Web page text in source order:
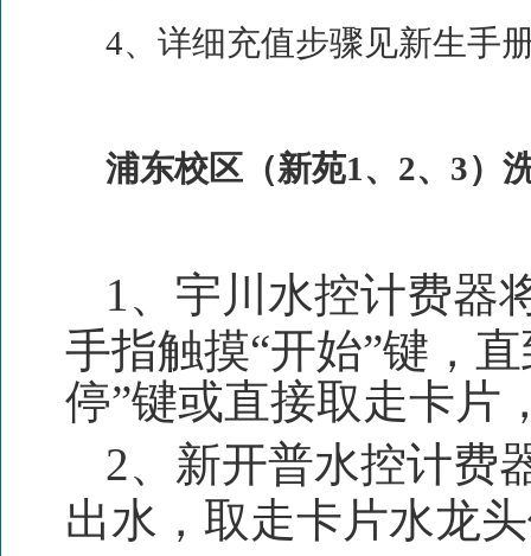
4、详细充值步骤见新生手
浦东校区（新苑1、 2、 3）
1、 宇川水控计费器
手指触摸“开始”键，
停”键或直接取走卡片
2、 新开普水控计费
出水，取走卡片水龙